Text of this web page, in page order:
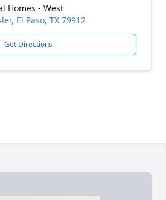
Homes - West
El Paso, TX 79912
Get Directions